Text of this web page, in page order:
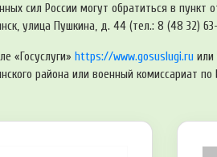
сил России могут обратиться в пункт
улица Пушкина, д. 44 (тел.: 8 (48 32)
«Госуслуги» https://www.gosuslugi.ru или
района или военный комиссариат